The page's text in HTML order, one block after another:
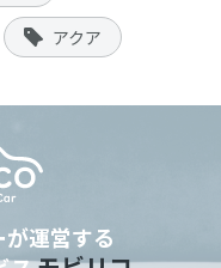
アクア
が運営する